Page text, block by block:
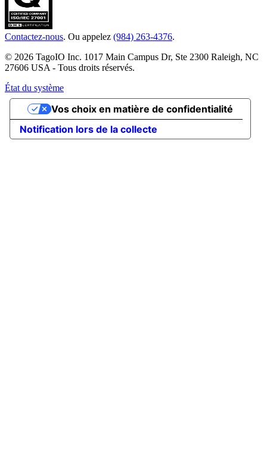
Contactez-nous. Ou appelez (984) 263-4376.
© 2026 TagoIO Inc. 1017 Main Campus Dr, Ste 2300 Raleigh, NC
27606 USA - Tous droits réservés.
État du système
Notification lors de la collecte
Vos choix en matière de confidentialité